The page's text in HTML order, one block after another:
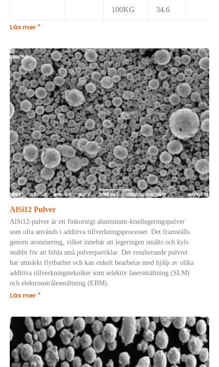
100KG 34.6
Läs mer "
AlSi12 Pulver
AlSi12-pulver är ett finkornigt aluminium-kisellegeringspulver
som ofta används i additiva tillverkningsprocesser. Det framställs
genom atomisering, vilket innebär att legeringen smälts och kyls
snabbt för att bilda små pulverpartiklar. Det resulterande pulvret
har utmärkt flytbarhet och kan enkelt bearbetas med hjälp av olika
additiva tillverkningstekniker som selektiv lasersmältning (SLM)
och elektronstrålesmältning (EBM).
Läs mer "